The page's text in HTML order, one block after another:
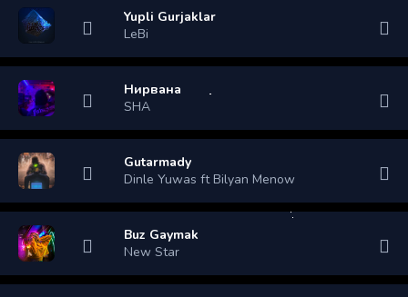
Yupli Gurjaklar
LeBi
Нирвана
SHA
Gutarmady
Dinle Yuwas ft Bilyan Menow
Buz Gaymak
New Star